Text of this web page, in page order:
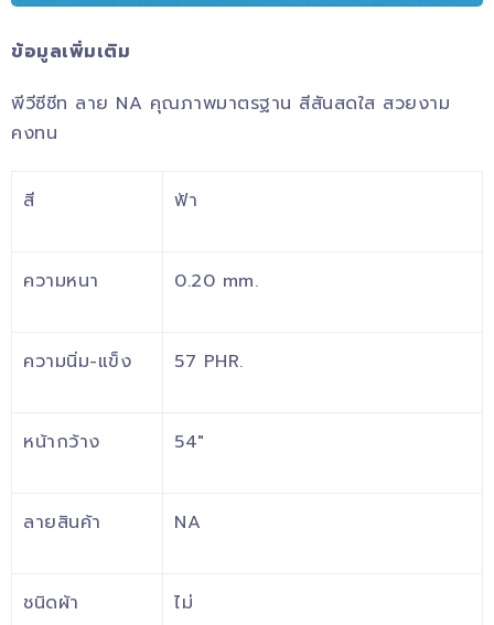
ข้อมูลเพิ่มเติม
พีวีซีชีท ลาย NA คุณภาพมาตรฐาน สีสันสดใส สวยงาม
คงทน
สี ฟ้า
ความหนา 0.20 mm.
ความนิ่ม-แข็ง 57 PHR.
หน้ากว้าง 54″
ลายสินค้า NA
ชนิดผ้า ไม่